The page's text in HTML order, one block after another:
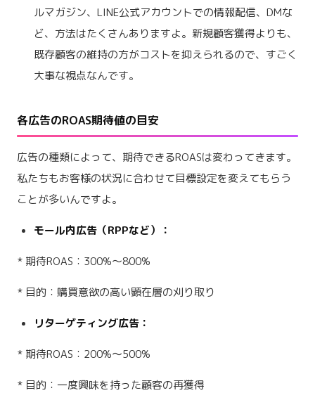
ルマガジン、LINE公式アカウントでの情報配信、DMな
ど、方法はたくさんありますよ。新規顧客獲得よりも、
既存顧客の維持の方がコストを抑えられるので、すごく
大事な視点なんです。
各広告のROAS期待値の目安
広告の種類によって、期待できるROASは変わってきます。
私たちもお客様の状況に合わせて目標設定を変えてもらう
ことが多いんですよ。
モール内広告（RPPなど）：
* 期待ROAS：300%〜800%
* 目的：購買意欲の高い顕在層の刈り取り
リターゲティング広告：
* 期待ROAS：200%〜500%
* 目的：一度興味を持った顧客の再獲得